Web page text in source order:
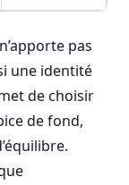
pas
une identité
de choisir
de fond,